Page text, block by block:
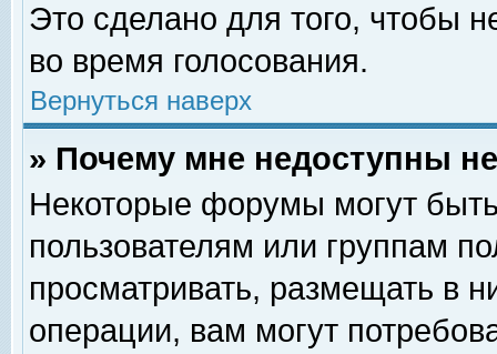
Это сделано для того, чтобы
во время голосования.
Вернуться наверх
» Почему мне недоступны
Некоторые форумы могут
пользователям или группам
просматривать, размещать в
операции, вам могут